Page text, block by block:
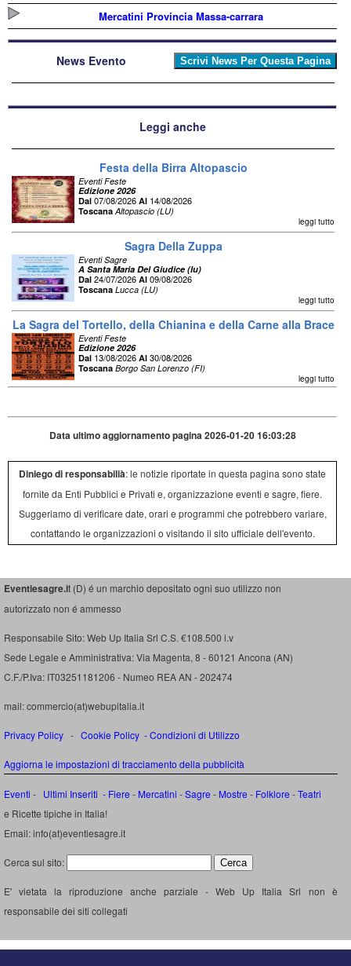
Mercatini Provincia Massa-carrara
News Evento
Leggi anche
Festa della Birra Altopascio
Eventi Feste
Edizione 2026
Dal 07/08/2026 Al 14/08/2026
Toscana Altopascio (LU)
leggi tutto
Sagra Della Zuppa
Eventi Sagre
A Santa Maria Del Giudice (lu)
Dal 24/07/2026 Al 09/08/2026
Toscana Lucca (LU)
leggi tutto
La Sagra del Tortello, della Chianina e della Carne alla Brace
Eventi Feste
Edizione 2026
Dal 13/08/2026 Al 30/08/2026
Toscana Borgo San Lorenzo (FI)
leggi tutto
Data ultimo aggiornamento pagina 2026-01-20 16:03:28
Diniego di responsabilià: le notizie riportate in questa pagina sono state
fornite da Enti Pubblici e Privati e, organizzazione eventi e sagre, fiere.
Suggeriamo di verificare date, orari e programmi che potrebbero variare,
contattando le organizzazioni o visitando il sito ufficiale dell'evento.
Eventiesagre.it (D) é un marchio depositato ogni suo utilizzo non
autorizzato non é ammesso
Responsabile Sito: Web Up Italia Srl C.S. €108.500 i.v
Sede Legale e Amministrativa: Via Magenta, 8 - 60121 Ancona (AN)
C.F./P.Iva: IT03251181206 - Numeo REA AN - 202474
mail: commercio(at)webupitalia.it
Privacy Policy - Cookie Policy -Condizioni di Utilizzo
Aggiorna le impostazioni di tracciamento della pubblicità
Eventi - Ultimi Inseriti - Fiere - Mercatini -Sagre - Mostre - Folklore -Teatri
e Ricette tipiche in Italia!
Email: info(at)eventiesagre.it
Cerca sul sito:
E' vietata la riproduzione anche parziale - Web Up Italia Srl non è
responsabile dei siti collegati